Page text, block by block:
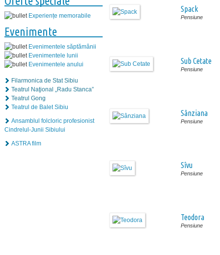
Experiențe memorabile
Evenimente
Evenimentele săptămânii
Evenimentele lunii
Evenimentele anului
Filarmonica de Stat Sibiu
Teatrul Naţional „Radu Stanca”
Teatrul Gong
Teatrul de Balet Sibiu
Ansamblul folcloric profesionist
Cindrelul-Junii Sibiului
ASTRA film
Spack
Pensiune
Sub Cetate
Pensiune
Sânziana
Pensiune
Sîvu
Pensiune
Teodora
Pensiune